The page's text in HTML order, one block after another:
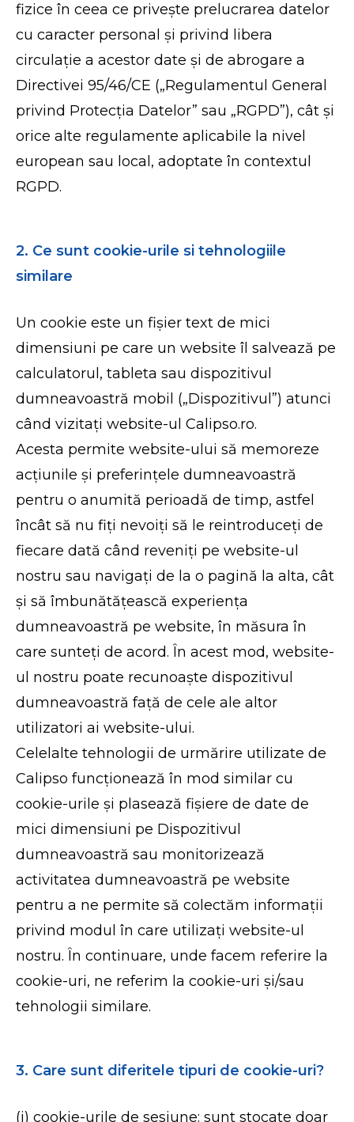
fizice în ceea ce privește prelucrarea datelor
cu caracter personal și privind libera
circulație a acestor date și de abrogare a
Directivei 95/46/CE („Regulamentul General
privind Protecția Datelor” sau „RGPD”), cât și
orice alte regulamente aplicabile la nivel
european sau local, adoptate în contextul
RGPD.
2. Ce sunt cookie-urile si tehnologiile
similare
Un cookie este un fișier text de mici
dimensiuni pe care un website îl salvează pe
calculatorul, tableta sau dispozitivul
dumneavoastră mobil („Dispozitivul”) atunci
când vizitați website-ul Calipso.ro.
Acesta permite website-ului să memoreze
acțiunile și preferințele dumneavoastră
pentru o anumită perioadă de timp, astfel
încât să nu fiți nevoiți să le reintroduceți de
fiecare dată când reveniți pe website-ul
nostru sau navigați de la o pagină la alta, cât
și să îmbunătățească experiența
dumneavoastră pe website, în măsura în
care sunteți de acord. În acest mod, website-
ul nostru poate recunoaște dispozitivul
dumneavoastră față de cele ale altor
utilizatori ai website-ului.
Celelalte tehnologii de urmărire utilizate de
Calipso funcționează în mod similar cu
cookie-urile și plasează fișiere de date de
mici dimensiuni pe Dispozitivul
dumneavoastră sau monitorizează
activitatea dumneavoastră pe website
pentru a ne permite să colectăm informații
privind modul în care utilizați website-ul
nostru. În continuare, unde facem referire la
cookie-uri, ne referim la cookie-uri și/sau
tehnologii similare.
3. Care sunt diferitele tipuri de cookie-uri?
(i) cookie-urile de sesiune: sunt stocate doar